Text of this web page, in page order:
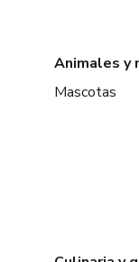
Animales y
Mascotas